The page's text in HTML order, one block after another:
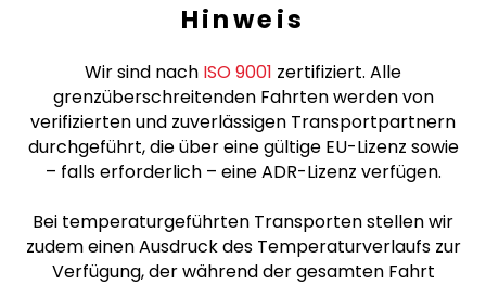
Hinweis
Wir sind nach ISO 9001zertifiziert. Alle
verifizierten und zuverlässigen Transportpartnern
durchgeführt, die über eine gültige EU-Lizenz sowie
– falls erforderlich – eine ADR-Lizenz verfügen.